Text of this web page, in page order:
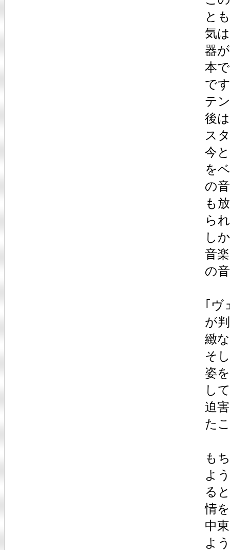
と
気
器
本
で
テ
後
ス
今
を
の
も
ら
し
音
の
｢ヴ
が
緻
そ
姿
し
迫
た
も
よ
る
情
中
よ